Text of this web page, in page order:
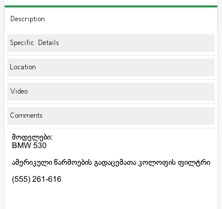
Description
Specific Details
Location
Video
Comments
მოდელები:
BMW 530
ამერიკული წარმოების გადაცემათა კოლოფის ფილტრი
(555) 261-616